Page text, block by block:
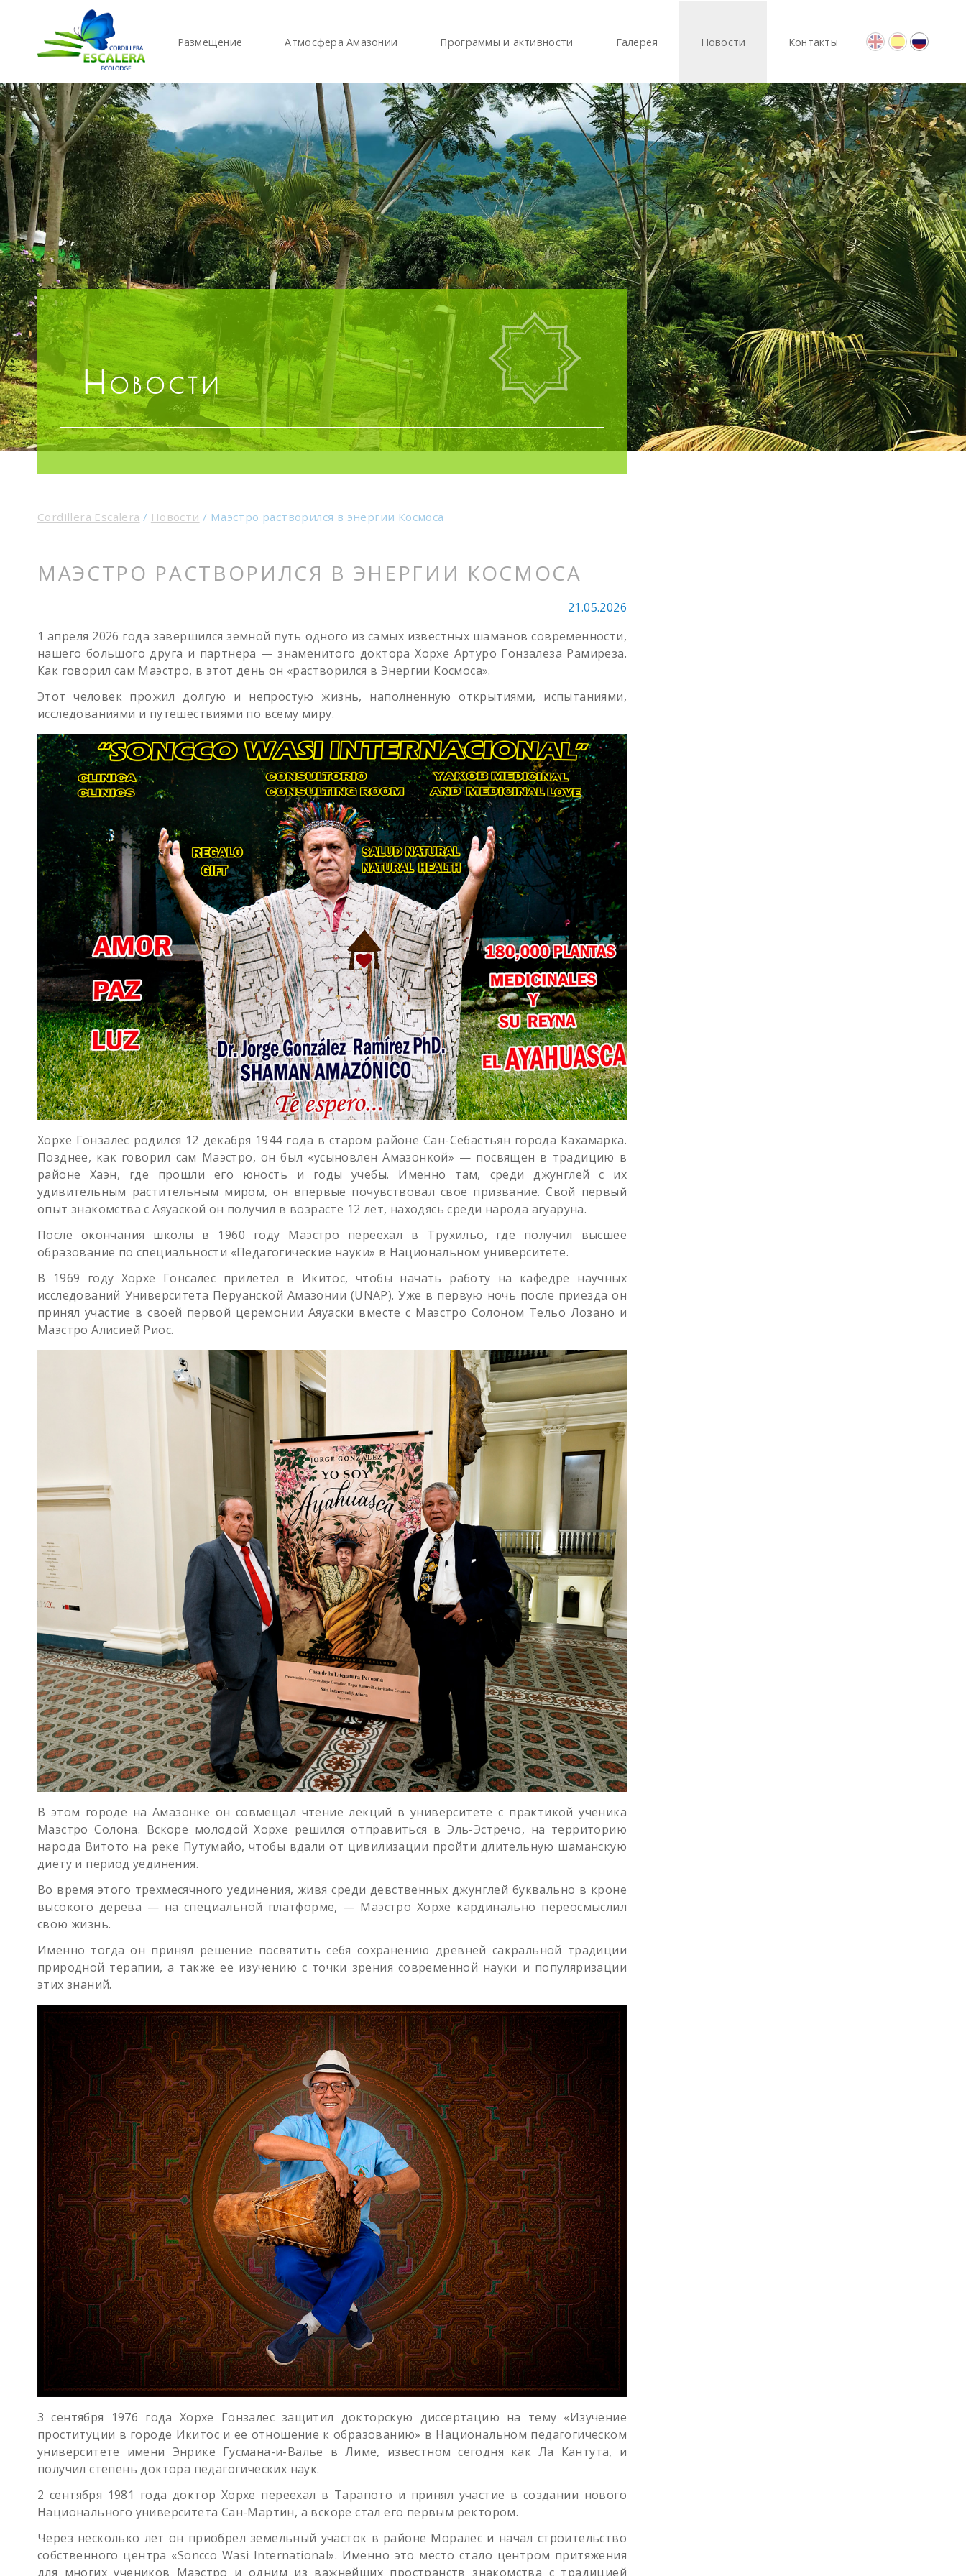
Размещение Атмосфера Амазонии Программы и активности Галерея Новости Контакты
Новости
Cordillera Escalera / Новости / Маэстро растворился в энергии Космоса
МАЭСТРО РАСТВОРИЛСЯ В ЭНЕРГИИ КОСМОСА
21.05.2026
1 апреля 2026 года завершился земной путь одного из самых известных шаманов современности,
нашего большого друга и партнера — знаменитого доктора Хорхе Артуро Гонзалеза Рамиреза.
Как говорил сам Маэстро, в этот день он «растворился в Энергии Космоса».
Этот человек прожил долгую и непростую жизнь, наполненную открытиями, испытаниями,
исследованиями и путешествиями по всему миру.
Хорхе Гонзалес родился 12 декабря 1944 года в старом районе Сан-Себастьян города Кахамарка.
Позднее, как говорил сам Маэстро, он был «усыновлен Амазонкой» — посвящен в традицию в
районе Хаэн, где прошли его юность и годы учебы. Именно там, среди джунглей с их
удивительным растительным миром, он впервые почувствовал свое призвание. Свой первый
опыт знакомства с Аяуаской он получил в возрасте 12 лет, находясь среди народа агуаруна.
После окончания школы в 1960 году Маэстро переехал в Трухильо, где получил высшее
образование по специальности «Педагогические науки» в Национальном университете.
В 1969 году Хорхе Гонсалес прилетел в Икитос, чтобы начать работу на кафедре научных
исследований Университета Перуанской Амазонии (UNAP). Уже в первую ночь после приезда он
принял участие в своей первой церемонии Аяуаски вместе с Маэстро Солоном Тельо Лозано и
Маэстро Алисией Риос.
В этом городе на Амазонке он совмещал чтение лекций в университете с практикой ученика
Маэстро Солона. Вскоре молодой Хорхе решился отправиться в Эль-Эстречо, на территорию
народа Витото на реке Путумайо, чтобы вдали от цивилизации пройти длительную шаманскую
диету и период уединения.
Во время этого трехмесячного уединения, живя среди девственных джунглей буквально в кроне
высокого дерева — на специальной платформе, — Маэстро Хорхе кардинально переосмыслил
свою жизнь.
Именно тогда он принял решение посвятить себя сохранению древней сакральной традиции
природной терапии, а также ее изучению с точки зрения современной науки и популяризации
этих знаний.
3 сентября 1976 года Хорхе Гонзалес защитил докторскую диссертацию на тему «Изучение
проституции в городе Икитос и ее отношение к образованию» в Национальном педагогическом
университете имени Энрике Гусмана-и-Валье в Лиме, известном сегодня как Ла Кантута, и
получил степень доктора педагогических наук.
2 сентября 1981 года доктор Хорхе переехал в Тарапото и принял участие в создании нового
Национального университета Сан-Мартин, а вскоре стал его первым ректором.
Через несколько лет он приобрел земельный участок в районе Моралес и начал строительство
собственного центра «Soncco Wasi International». Именно это место стало центром притяжения
для многих учеников Маэстро и одним из важнейших пространств знакомства с традицией